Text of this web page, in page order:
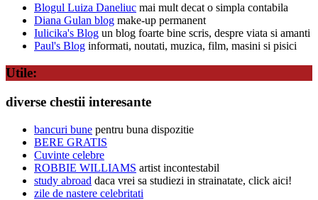
Blogul Luiza Daneliuc mai mult decat o simpla contabila
Diana Gulan blog make-up permanent
Iulicika's Blog un blog foarte bine scris, despre viata si amanti
Paul's Blog informati, noutati, muzica, film, masini si pisici
Utile:
diverse chestii interesante
bancuri bune pentru buna dispozitie
BERE GRATIS
Cuvinte celebre
ROBBIE WILLIAMS artist incontestabil
study abroad daca vrei sa studiezi in strainatate, click aici!
zile de nastere celebritati